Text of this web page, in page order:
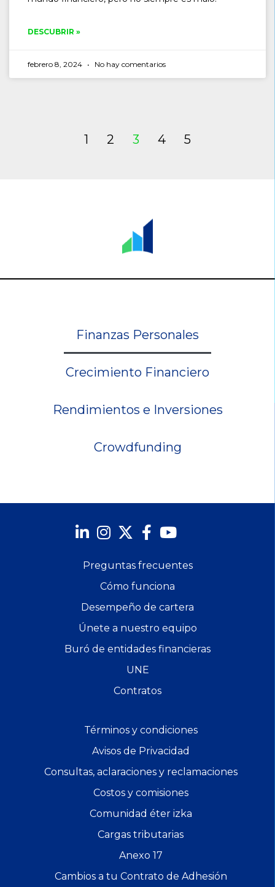
DESCUBRIR »
febrero 8, 2024 No hay comentarios
1 2 3 4 5
Finanzas Personales
Crecimiento Financiero
Rendimientos e Inversiones
Crowdfunding
Preguntas frecuentes
Cómo funciona
Desempeño de cartera
Únete a nuestro equipo
Buró de entidades financieras
UNE
Contratos
Términos y condiciones
Avisos de Privacidad
Consultas, aclaraciones y reclamaciones
Costos y comisiones
Comunidad éter izka
Cargas tributarias
Anexo 17
Cambios a tu Contrato de Adhesión